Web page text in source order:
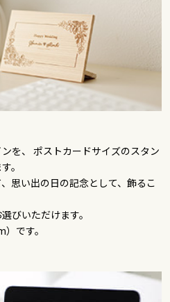
を、 ポストカードサイズのスタン
。
思い出の日の記念として、飾るこ
びいただけます。
です。